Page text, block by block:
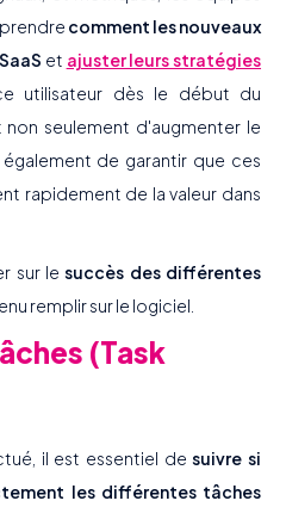
comment les nouveaux
et ajuster leurs stratégies
utilisateur dès le début du
seulement d'augmenter le
de garantir que ces
rapidement de la valeur dans
sur lesuccès des différentes
remplir sur le logiciel.
(Task
il est essentiel desuivre si
les différentes tâches